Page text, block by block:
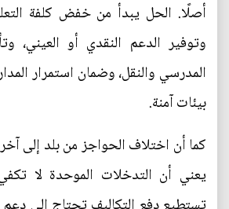
أصلًا. الحل يبدأ من خفض كلفة
وتوفير الدعم النقدي أو العيني،
المدرسي والنقل، وضمان استمرار
بيئات آمنة.
كما أن اختلاف الحواجز من بلد إلى
يعني أن التدخلات الموحدة لا